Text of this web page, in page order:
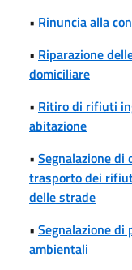
• Rinuncia alla
• Riparazione
domiciliare
• Ritiro di rifiuti
abitazione
• Segnalazione
trasporto dei
delle strade
• Segnalazione
ambientali